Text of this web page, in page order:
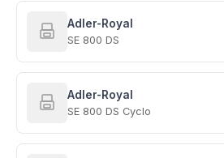
Adler-Royal
SE 800 DS
Adler-Royal
SE 800 DS Cyclo